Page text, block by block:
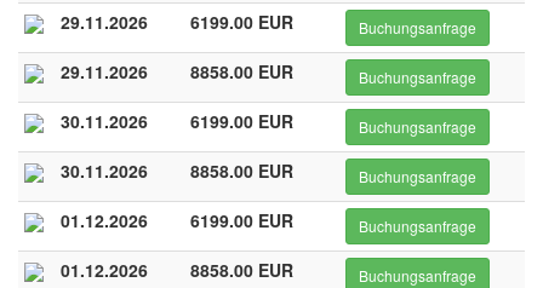
29.11.2026 6199.00 EUR Buchungsanfrage
29.11.2026 8858.00 EUR Buchungsanfrage
30.11.2026 6199.00 EUR Buchungsanfrage
30.11.2026 8858.00 EUR Buchungsanfrage
01.12.2026 6199.00 EUR Buchungsanfrage
01.12.2026 8858.00 EUR Buchungsanfrage